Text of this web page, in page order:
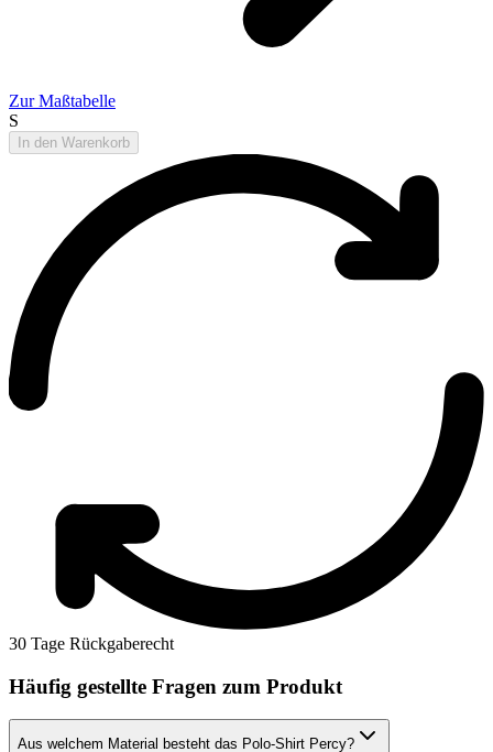
Zur Maßtabelle
S
In den Warenkorb
30 Tage Rückgaberecht
Häufig gestellte Fragen zum Produkt
Aus welchem Material besteht das Polo-Shirt Percy?